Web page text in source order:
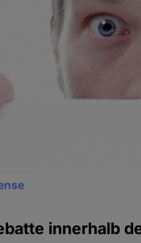
innerhalb